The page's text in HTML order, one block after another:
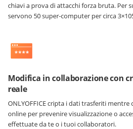
chiavi a prova di attacchi forza bruta. Per
servono 50 super-computer per circa
Modifica in collaborazione con
reale
ONLYOFFICE cripta i dati trasferiti
online per prevenire visualizzazione o
effettuate da te o i tuoi collaboratori.